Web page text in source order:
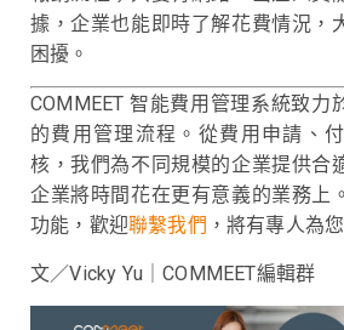
據，企業也能即時了解花費情況，
困擾。
COMMEET 智能費用管理系統致力
的費用管理流程。從費用申請、
核，我們為不同規模的企業提供合
企業將時間花在更有意義的業務上
功能，歡迎聯繫我們 ，將有專人為
文／Vicky Yu｜COMMEET編輯群